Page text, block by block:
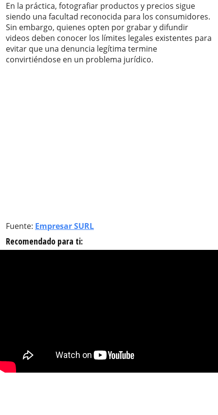
En la práctica, fotografiar productos y precios sigue
siendo una facultad reconocida para los consumidores.
Sin embargo, quienes opten por grabar y difundir
videos deben conocer los límites legales existentes para
evitar que una denuncia legítima termine
convirtiéndose en un problema jurídico.
Fuente: Empresar SURL
Recomendado para ti: